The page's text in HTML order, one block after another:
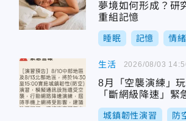
夢境如何形成？研
重組記憶
睡眠 記憶 情緒
生活
8月「空襲演練」
「斷網級降速」緊
城鎮韌性演習 防
2026/08/03